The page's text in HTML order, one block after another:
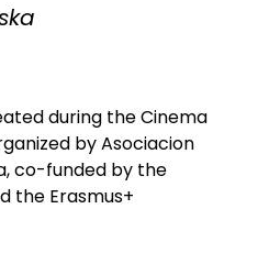
during the Cinema
by Asociacion
co-funded by the
the Erasmus+